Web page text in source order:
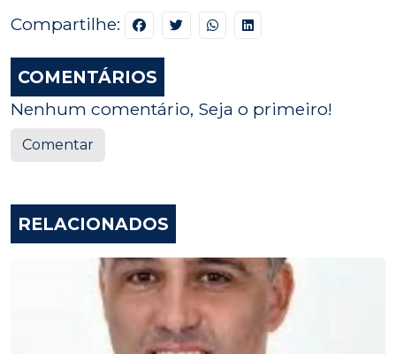
Compartilhe:
COMENTÁRIOS
Nenhum comentário, Seja o primeiro!
Comentar
RELACIONADOS